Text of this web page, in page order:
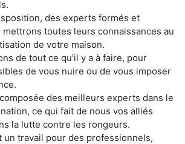
des experts formés et
toutes leurs connaissances au
de votre maison.
de tout ce qu'il y a à faire, pour
de vous nuire ou de vous imposer
des meilleurs experts dans le
ce qui fait de nous vos alliés
la lutte contre les rongeurs.
un travail pour des professionnels,